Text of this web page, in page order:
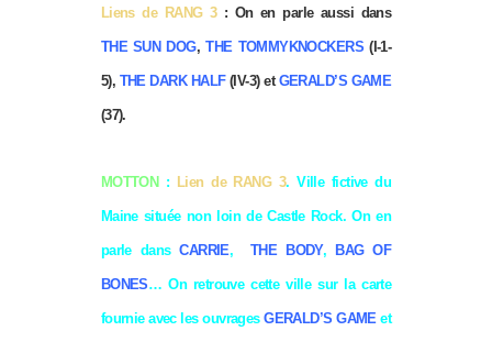
Liens de RANG 3: On en parle aussi dans
THE SUN DOG,THE TOMMYKNOCKERS (I-1-
5), THE DARK HALF(IV-3) etGERALD’S GAME
(37).
MOTTON : Lien de RANG 3. Ville fictive du
Maine située non loin de Castle Rock. On en
parle dansCARRIE,THE BODY, BAG OF
BON ES… On retrouve cette ville sur la carte
fournie avec les ouvragesGERALD’S GAMEet